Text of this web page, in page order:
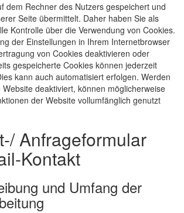
dem Rechner des Nutzers gespeichert und
Seite übermittelt. Daher haben Sie als
Kontrolle über die Verwendung von Cookies.
der Einstellungen in Ihrem Internetbrowser
von Cookies deaktivieren oder
gespeicherte Cookies können jederzeit
kann auch automatisiert erfolgen. Werden
deaktiviert, können möglicherweise
der Website vollumfänglich genutzt
Anfrageformular
Kontakt
und Umfang der